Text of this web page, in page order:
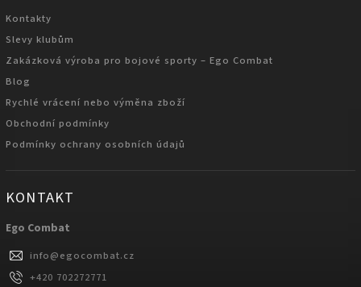
Kontakty
Slevy klubům
Zakázková výroba pro bojové sporty – Ego Combat
Blog
Rychlé vrácení nebo výměna zboží
Obchodní podmínky
Podmínky ochrany osobních údajů
KONTAKT
Ego Combat
info@egocombat.cz
+420 702272771